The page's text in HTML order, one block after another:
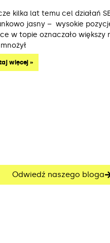
kilka lat temu cel działań
jasny – wysokie
w topie oznaczało większy
więcej »
Odwiedź naszego bloga